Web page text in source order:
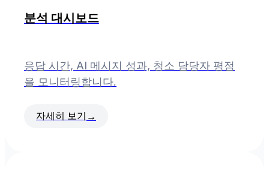
분석 대시보드
응답 시간, AI 메시지 성과, 청소 담당자 평점
을 모니터링합니다.
자세히 보기 →